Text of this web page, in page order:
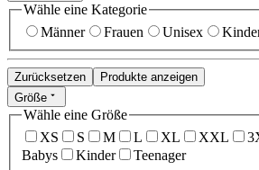
Wähle eine Kategorie
Männer
Frauen Unisex
Zurücksetzen
Produkte anzeigen
Größe
Wähle eine Größe
XS
S M L XL XXL
Babys
Kinder Teenager